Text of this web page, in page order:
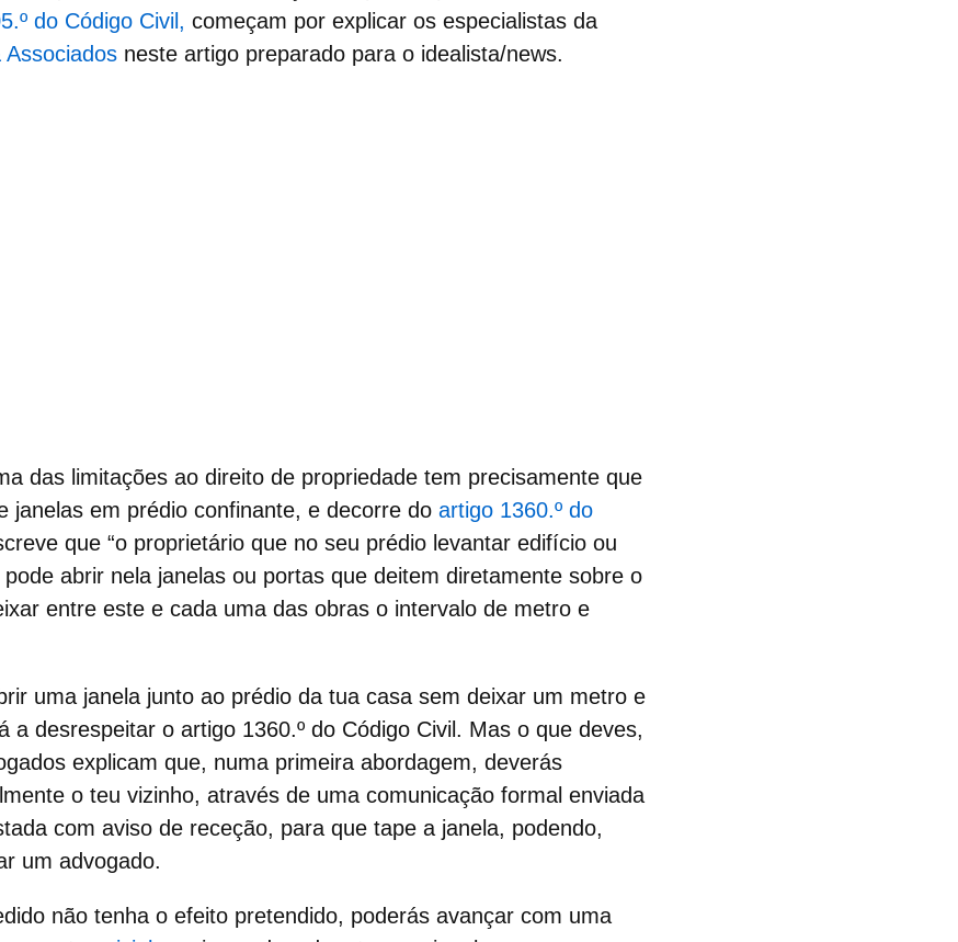
do Código Civil, começam por explicar os especialistas da
Associados neste artigo preparado para o idealista/news.
das limitações ao direito de propriedade tem precisamente que
janelas em prédio confinante, e decorre do artigo 1360.º do
que “o proprietário que no seu prédio levantar edifício ou
abrir nela janelas ou portas que deitem diretamente sobre o
entre este e cada uma das obras o intervalo de metro e
uma janela junto ao prédio da tua casa sem deixar um metro e
a desrespeitar o artigo 1360.º do Código Civil. Mas o que deves,
explicam que, numa primeira abordagem, deverás
o teu vizinho, através de uma comunicação formal enviada
com aviso de receção, para que tape a janela, podendo,
um advogado.
não tenha o efeito pretendido, poderás avançar com uma